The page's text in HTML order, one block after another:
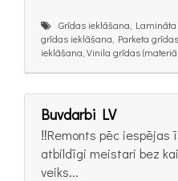
Grīdas ieklāšana,
grīdas ieklāšana, Parketa
ieklāšana, Vinila grīdas
Buvdarbi LV
‼️Remonts pēc iespējas
atbildīgi meistari bez
veiks...